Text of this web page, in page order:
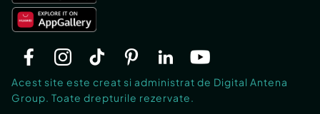
Acest site este creat si administrat de Digital Antena
Group. Toate drepturile rezervate.